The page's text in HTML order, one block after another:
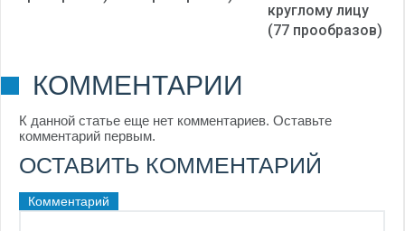
круглому лицу
(77 прообразов)
КОММЕНТАРИИ
К данной статье еще нет комментариев. Оставьте
комментарий первым.
ОСТАВИТЬ КОММЕНТАРИЙ
Комментарий